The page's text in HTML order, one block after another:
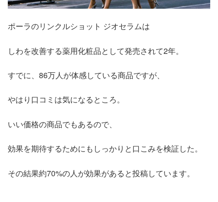
ポーラのリンクルショット ジオセラムは
しわを改善する薬用化粧品として発売されて2年。
すでに、86万人が体感している商品ですが、
やはり口コミは気になるところ。
いい価格の商品でもあるので、
効果を期待するためにもしっかりと口こみを検証した。
その結果約70%の人が効果があると投稿しています。